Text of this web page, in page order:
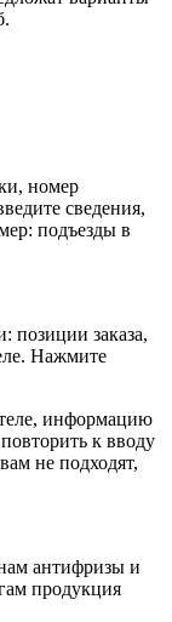
номер
сведения,
подъезды в
позиции заказа,
Нажмите
информацию
к вводу
не подходят,
антифризы и
продукция